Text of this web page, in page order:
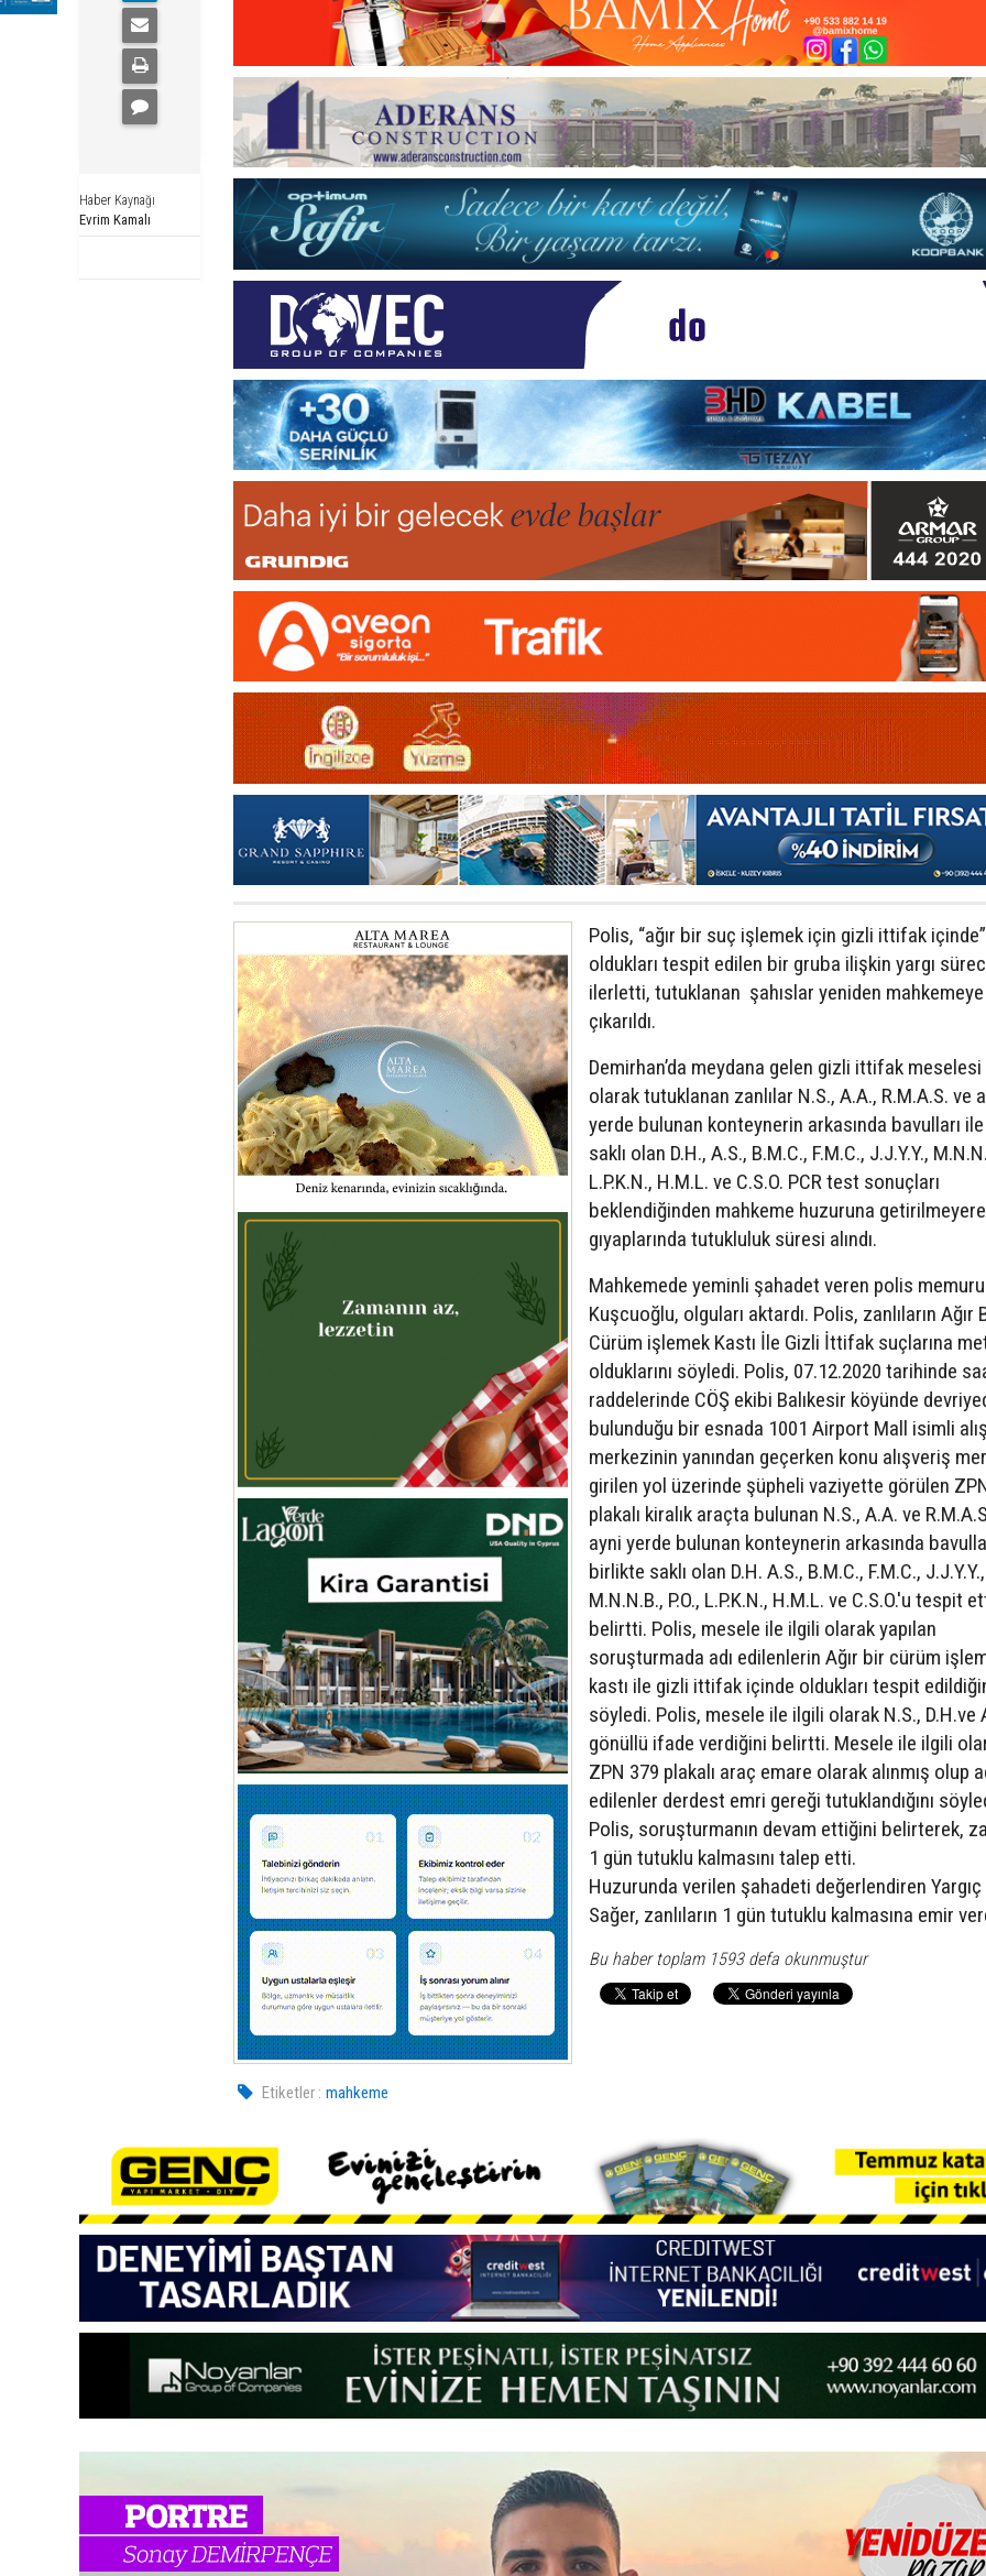
Haber Kaynağı
Evrim Kamalı
Polis, “ağır bir suç işlemek için gizli ittifak içinde”
oldukları tespit edilen bir gruba ilişkin yargı
ilerletti, tutuklanan şahıslar yeniden mahkemeye
çıkarıldı.
Demirhan’da meydana gelen gizli ittifak
olarak tutuklanan zanlılar N.S., A.A., R.M.A.S. ve
yerde bulunan konteynerin arkasında bavulları
saklı olan D.H., A.S., B.M.C., F.M.C., J.J.Y.Y.,
L.P.K.N., H.M.L. ve C.S.O. PCR test sonuçları
beklendiğinden mahkeme huzuruna
gıyaplarında tutukluluk süresi alındı.
Mahkemede yeminli şahadet veren polis
Kuşcuoğlu, olguları aktardı. Polis, zanlıların Ağır
Cürüm işlemek Kastı İle Gizli İttifak suçlarına
olduklarını söyledi. Polis, 07.12.2020 tarihinde
raddelerinde CÖŞ ekibi Balıkesir köyünde
bulunduğu bir esnada 1001 Airport Mall isimli
merkezinin yanından geçerken konu alışveriş
girilen yol üzerinde şüpheli vaziyette görülen
plakalı kiralık araçta bulunan N.S., A.A. ve
ayni yerde bulunan konteynerin arkasında
birlikte saklı olan D.H. A.S., B.M.C., F.M.C., J.J.Y.Y.,
M.N.N.B., P.O., L.P.K.N., H.M.L. ve C.S.O.'u tespit
belirtti. Polis, mesele ile ilgili olarak yapılan
soruşturmada adı edilenlerin Ağır bir cürüm
kastı ile gizli ittifak içinde oldukları tespit
söyledi. Polis, mesele ile ilgili olarak N.S., D.H.ve
gönüllü ifade verdiğini belirtti. Mesele ile ilgili
ZPN 379 plakalı araç emare olarak alınmış olup
edilenler derdest emri gereği tutuklandığını
Polis, soruşturmanın devam ettiğini belirterek,
1 gün tutuklu kalmasını talep etti.
Huzurunda verilen şahadeti değerlendiren
Sağer, zanlıların 1 gün tutuklu kalmasına emir
Bu haber toplam 1593 defa okunmuştur
Etiketler : mahkeme